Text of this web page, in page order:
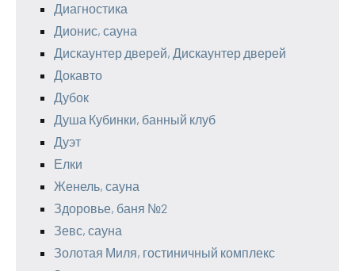
Диагностика
Дионис, сауна
Дискаунтер дверей, Дискаунтер дверей
Докавто
Дубок
Душа Кубинки, банный клуб
Дуэт
Елки
Женель, сауна
Здоровье, баня №2
Зевс, сауна
Золотая Миля, гостиничный комплекс